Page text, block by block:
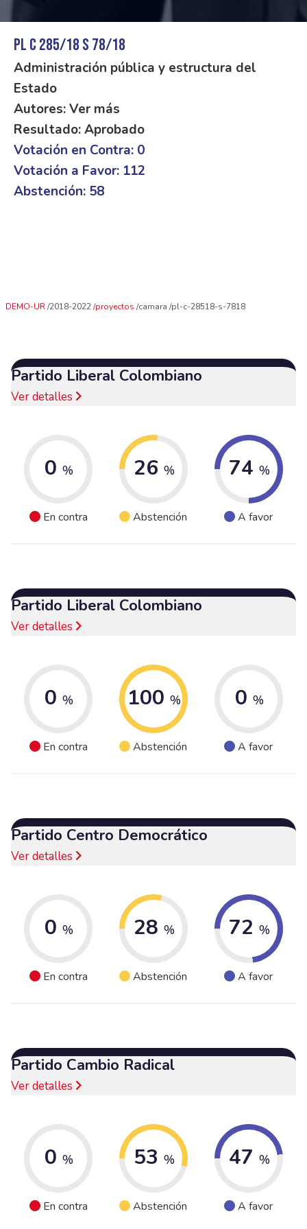
PL C 285/18 S 78/18
Administración pública y estructura del
Estado
Autores: Ver más
Resultado: Aprobado
Votación en Contra: 0
Votación a Favor: 112
Abstención: 58
DEMO-UR 2018-2022 proyectos camara pl-c-28518-s-7818
Partido Liberal Colombiano
Ver detalles
0 %
En contra
26 %
Abstención
74 %
A favor
Partido Liberal Colombiano
Ver detalles
0 %
En contra
100 %
Abstención
0 %
A favor
Partido Centro Democrático
Ver detalles
0 %
En contra
28 %
Abstención
72 %
A favor
Partido Cambio Radical
Ver detalles
0 %
En contra
53 %
Abstención
47 %
A favor